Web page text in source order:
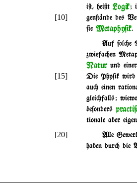
i@, heißt Logik;
[10]
gen@%nde des
$ie Metaphy$ik.
Auf $ol"e
zwiefa"en
Natur und
[15]
Die Phy$ik wird
au" einen
glei"fa}s;
be$onders
tionale aber
[20]
A}e
haben dur" die